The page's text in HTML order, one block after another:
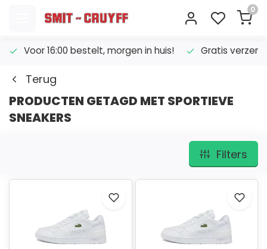
0
Voor 16:00 bestelt, morgen in huis! Gratis
Terug
PRODUCTEN GETAGD MET SPORTIEVE
SNEAKERS
Filters